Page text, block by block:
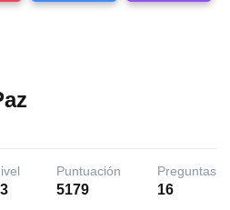
Puntuación
5179
Preguntas
16